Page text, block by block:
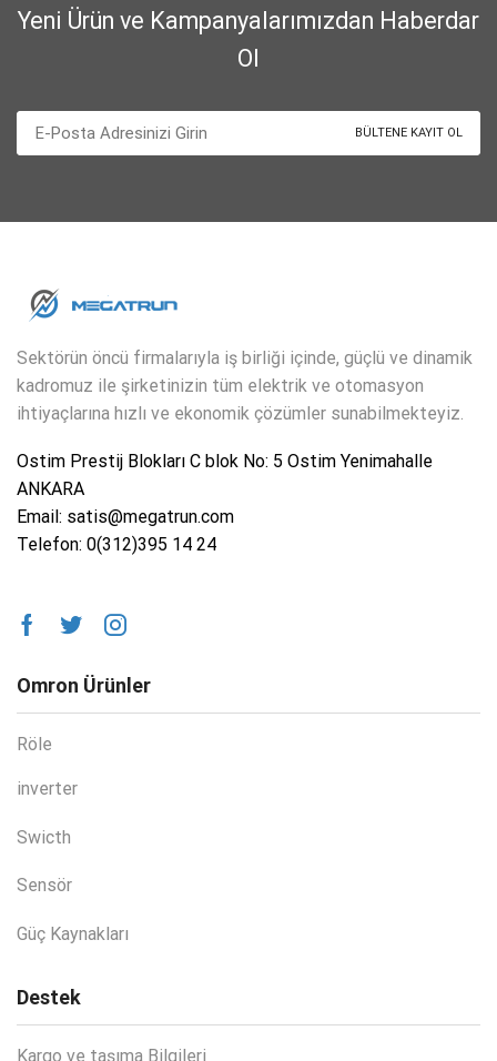
Yeni Ürün ve Kampanyalarımızdan Haberdar
Ol
Sektörün öncü firmalarıyla iş birliği içinde, güçlü ve dinamik
kadromuz ile şirketinizin tüm elektrik ve otomasyon
ihtiyaçlarına hızlı ve ekonomik çözümler sunabilmekteyiz.
Ostim Prestij Blokları C blok No: 5 Ostim Yenimahalle
ANKARA
Email: satis@megatrun.com
Telefon: 0(312)395 14 24
Omron Ürünler
Röle
inverter
Swicth
Sensör
Güç Kaynakları
Destek
Kargo ve taşıma Bilgileri